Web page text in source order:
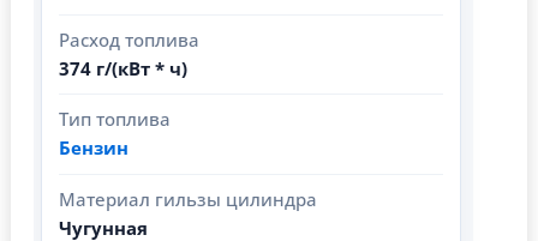
Расход топлива
374 г/(кВт * ч)
Тип топлива
Бензин
Материал гильзы цилиндра
Чугунная